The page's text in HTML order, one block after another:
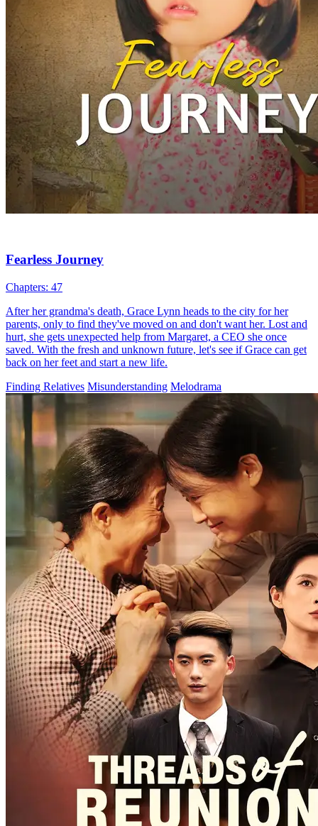
Fearless Journey
Chapters: 47
After her grandma's death, Grace Lynn heads to the city for her
parents, only to find they've moved on and don't want her. Lost and
hurt, she gets unexpected help from Margaret, a CEO she once
saved. With the fresh and unknown future, let's see if Grace can get
back on her feet and start a new life.
Finding Relatives Misunderstanding Melodrama